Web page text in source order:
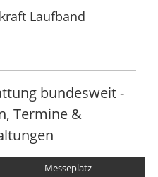
Laufband
bundesweit -
Termine &
Messeplatz